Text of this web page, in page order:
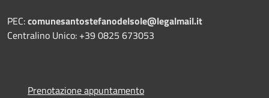
PEC:comunesantostefanodelsole@legalmail.it
Centralino Unico: +39 0825 673053
Prenotazione appuntamento